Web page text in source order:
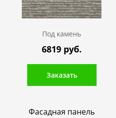
Под камень
6819 руб.
Заказать
Фасадная панель